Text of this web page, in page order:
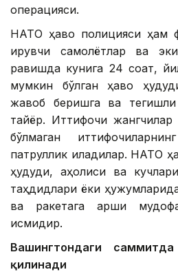
операцияси.
НАТО ҳаво полицияси ҳам
қирувчи самолётлар ва
равишда кунига 24 соат,
мумкин бўлган ҳаво
жавоб беришга ва
тайёр. Иттифоқчи
бўлмаган
патруллик қиладилар. НАТО
ҳудуди, аҳолиси ва
таҳдидлари ёки
ва ракетага қарши
қисмидир.
Вашингтондаги
қилинади